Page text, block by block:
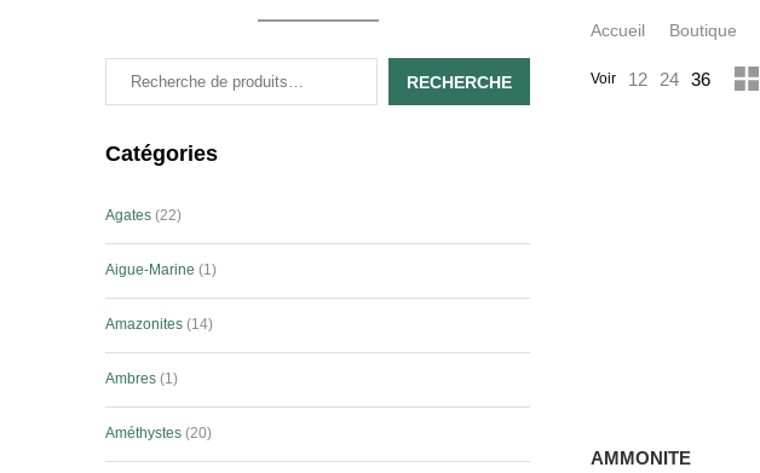
Accueil Boutique
Voir 12 24 36
AMMONITE
RECHERCHE
Catégories
Agates 22
Aigue-Marine 1
Amazonites 14
Ambres 1
Améthystes 20